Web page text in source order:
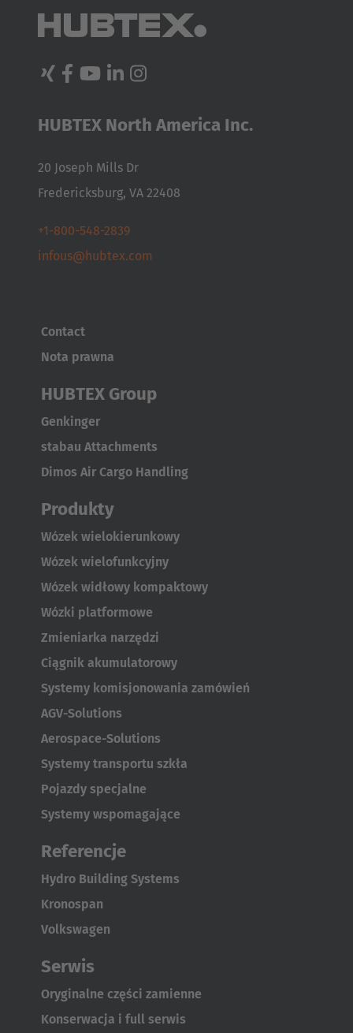
AMERICA
Brasil
Português
United States
English
ASIA/PACIFIC
Japan
HUBTEX North America Inc.
20 Joseph Mills Dr
Fredericksburg, VA 22408
+1-800-548-2839
infous@hubtex.com
Contact
Nota prawna
HUBTEX Group
Genkinger
stabau Attachments
Dimos Air Cargo Handling
Produkty
Wózek wielokierunkowy
Wózek wielofunkcyjny
Wózek widłowy kompaktowy
Wózki platformowe
Zmieniarka narzędzi
Ciągnik akumulatorowy
Systemy komisjonowania zamówień
AGV-Solutions
Aerospace-Solutions
Systemy transportu szkła
Pojazdy specjalne
Systemy wspomagające
Referencje
Hydro Building Systems
Kronospan
Volkswagen
Serwis
Oryginalne części zamienne
Konserwacja i full serwis